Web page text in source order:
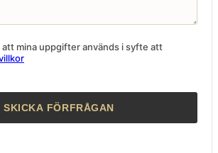
mina uppgifter används i syfte att